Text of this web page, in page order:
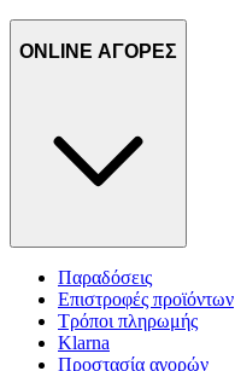
ONLINE ΑΓΟΡΕΣ
Παραδόσεις
Επιστροφές προϊόντων
Τρόποι πληρωμής
Klarna
Προστασία αγορών